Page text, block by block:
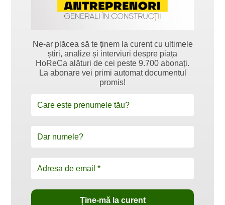
Ne-ar plăcea să te ținem la curent cu ultimele
știri, analize și interviuri despre piața
HoReCa alături de cei peste 9.700 abonați.
La abonare vei primi automat documentul
promis!